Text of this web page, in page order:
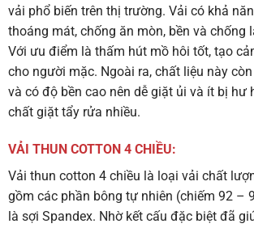
vải phổ biến trên thị trường. Vải có khả
thoáng mát, chống ăn mòn, bền và chống
Với ưu điểm là thấm hút mồ hôi tốt, tạo
cho người mặc. Ngoài ra, chất liệu này
và có độ bền cao nên dễ giặt ủi và ít bị hư
chất giặt tẩy rửa nhiều.
VẢI THUN COTTON 4 CHIỀU:
Vải thun cotton 4 chiều là loại vải chất
gồm các phần bông tự nhiên (chiếm 92 –
là sợi Spandex. Nhờ kết cấu đặc biệt đã